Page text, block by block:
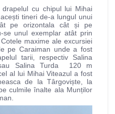
cu chipul lui Mihai
tineri de-a lungul unui
pe orizontala cât și pe
se unul exemplar atât prin
maxime ale excursiei
pe Caraiman unde a fost
tarii, respectiv Salina
Salina Turda 120 m
al lui Mihai Viteazul a fost
de la Târgoviște, la
culmile înalte ala Munților